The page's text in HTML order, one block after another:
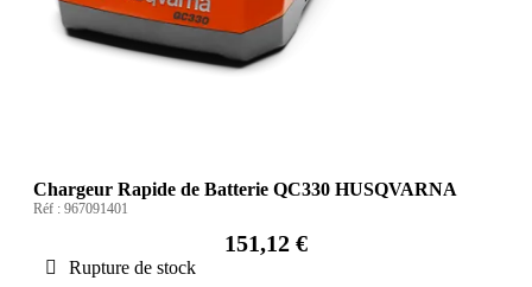
Chargeur Rapide de Batterie QC330 HUSQVARNA
Réf : 967091401
151,12 €
Rupture de stock